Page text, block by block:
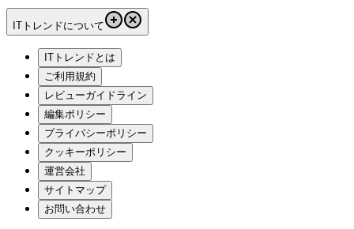
ITトレンドについて
ITトレンドとは
ご利用規約
レビューガイドライン
編集ポリシー
プライバシーポリシー
クッキーポリシー
運営会社
サイトマップ
お問い合わせ